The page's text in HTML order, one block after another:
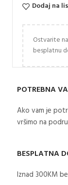
Dodaj na
Ostvarite
besplatnu
POTREBNA
Ako vam je
vršimo na
BESPLATNA
Iznad 300KM